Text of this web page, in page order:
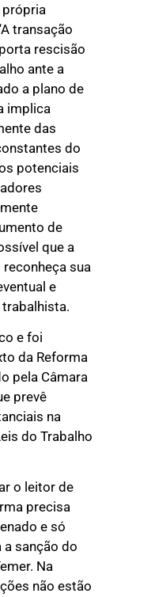
transação
rescisão
ante a
a plano de
implica
das
do
potenciais
de
que a
sua
e
e foi
da Reforma
pela Câmara
prevê
na
do Trabalho
o leitor de
precisa
e só
sanção do
Na
não estão